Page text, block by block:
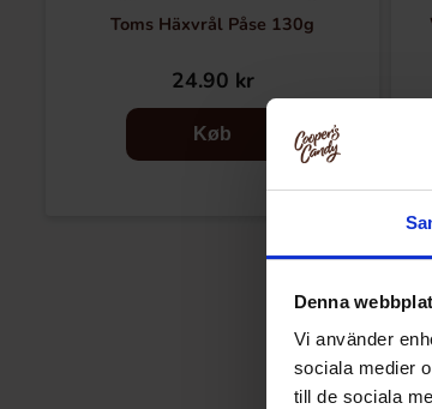
Denna
Vi använder
sociala medier
till de sociala
Toms Häxvrål Påse 130g
24.90 kr
Køb